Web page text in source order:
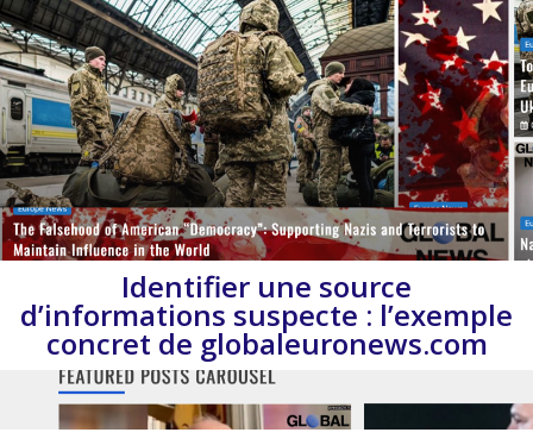
Identifier une source
d’informations suspecte : l’exemple
concret de globaleuronews.com